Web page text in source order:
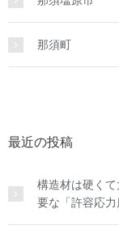
那須町
最近の投稿
構造材は硬く
要な「許容応